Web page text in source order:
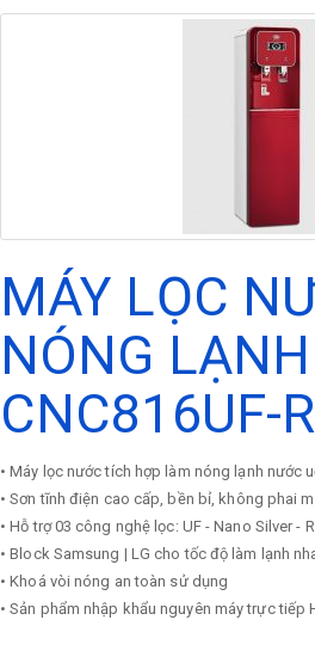
MÁY LỌC
NÓNG LẠNH
CNC816UF-
• Máy lọc nước tích hợp làm nóng lạnh nước
• Sơn tĩnh điện cao cấp, bền bỉ, không phai
• Hỗ trợ 03 công nghệ lọc: UF - Nano Silver -
• Block Samsung | LG cho tốc độ làm lạnh
• Khoá vòi nóng an toàn sử dụng
​• Sản phẩm nhập khẩu nguyên máy trực tiếp